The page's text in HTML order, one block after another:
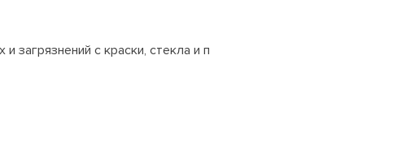
загрязнений с краски, стекла и п